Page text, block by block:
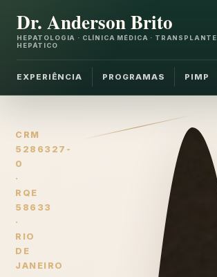
Dr. Anderson Brito
HEPATOLOGIA · CLÍNICA MÉDICA · TRANSPLANTE
HEPÁTICO
EXPERIÊNCIA PROGRAMAS PIMP
CRM
5286327-
0
·
RQE
58633
·
RIO
DE
JANEIRO